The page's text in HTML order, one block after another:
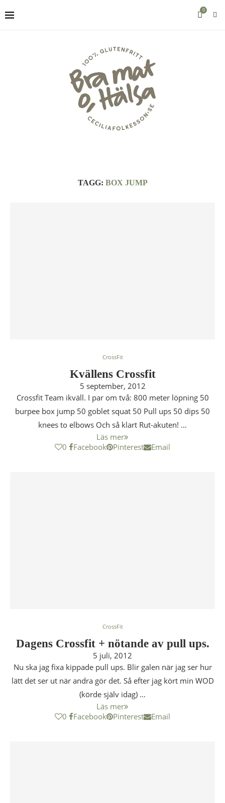
0
TAGG: BOX JUMP
CrossFit
Kvällens Crossfit
5 september, 2012
Crossfit Team ikväll. I par om två: 800 meter löpning 50
burpee box jump 50 goblet squat 50 Pull ups 50 dips 50
knees to elbows Och så klart Rut-akuten! …
Läs mer
0
Facebook Pinterest Email
CrossFit
Dagens Crossfit + nötande av pull ups.
5 juli, 2012
Nu ska jag fixa kippade pull ups. Blir galen när jag ser hur
lätt det ser ut när andra gör det. Så efter jag kört min WOD
(körde själv idag) …
Läs mer
0
Facebook Pinterest Email